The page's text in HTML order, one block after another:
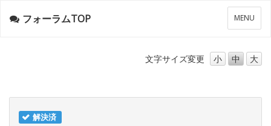
メ
ニ
ー
MENU
フォーラムTOP
文字サイズ変更 小 中 大
解決済